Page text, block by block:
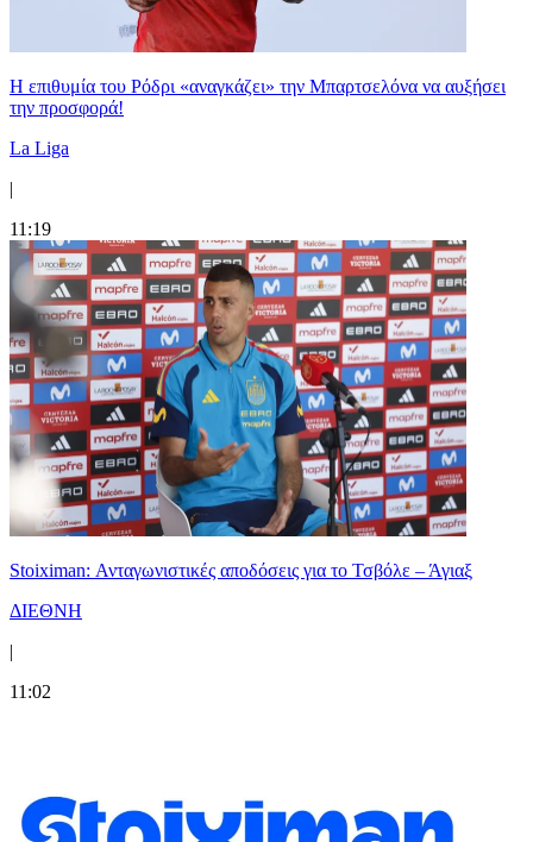
Η επιθυμία του Ρόδρι «αναγκάζει» την Μπαρτσελόνα να αυξήσει
την προσφορά!
La Liga
|
11:19
Stoiximan: Ανταγωνιστικές αποδόσεις για το Τσβόλε – Άγιαξ
ΔΙΕΘΝΗ
|
11:02